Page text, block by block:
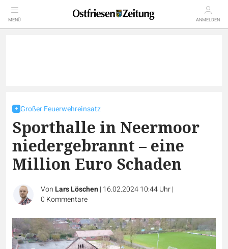
MENÜ ANMELDEN
Großer Feuerwehreinsatz
Sporthalle in Neermoor
niedergebrannt – eine
Million Euro Schaden
VonLars Löschen| 16.02.2024 10:44 Uhr|
0 Kommentare